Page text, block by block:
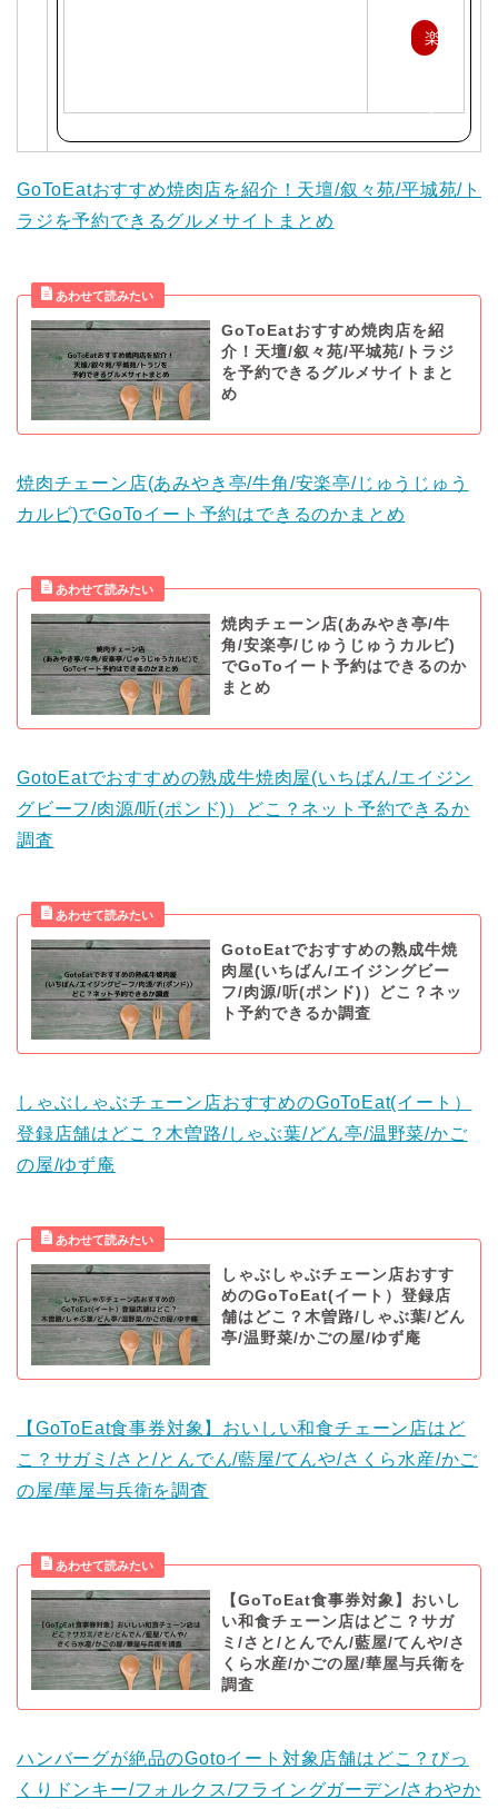
楽
で
購
入
GoToEatおすすめ焼肉店を紹介！天壇/叙々苑/平城苑/ト
ラジを予約できるグルメサイトまとめ
GoToEatおすすめ焼肉店を紹
介！天壇/叙々苑/平城苑/トラジ
を予約できるグルメサイトまと
め
焼肉チェーン店(あみやき亭/牛角/安楽亭/じゅうじゅう
カルビ)でGoToイート予約はできるのかまとめ
焼肉チェーン店(あみやき亭/牛
角/安楽亭/じゅうじゅうカルビ)
でGoToイート予約はできるのか
まとめ
GotoEatでおすすめの熟成牛焼肉屋(いちばん/エイジン
グビーフ/肉源/听(ポンド)）どこ？ネット予約できるか
調査
GotoEatでおすすめの熟成牛焼
肉屋(いちばん/エイジングビー
フ/肉源/听(ポンド)）どこ？ネッ
ト予約できるか調査
しゃぶしゃぶチェーン店おすすめのGoToEat(イート）
登録店舗はどこ？木曽路/しゃぶ葉/どん亭/温野菜/かご
の屋/ゆず庵
しゃぶしゃぶチェーン店おすす
めのGoToEat(イート）登録店
舗はどこ？木曽路/しゃぶ葉/どん
亭/温野菜/かごの屋/ゆず庵
【GoToEat食事券対象】おいしい和食チェーン店はど
こ？サガミ/さと/とんでん/藍屋/てんや/さくら水産/かご
の屋/華屋与兵衛を調査
【GoToEat食事券対象】おいし
い和食チェーン店はどこ？サガ
ミ/さと/とんでん/藍屋/てんや/さ
くら水産/かごの屋/華屋与兵衛を
調査
ハンバーグが絶品のGotoイート対象店舗はどこ？びっ
くりドンキー/フォルクス/フライングガーデン/さわやか